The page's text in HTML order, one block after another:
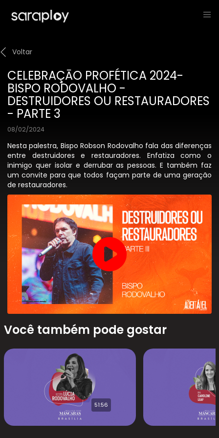
Voltar
CELEBRAÇĀO PROFÉTICA 2024-
BISPO RODOVALHO -
DESTRUIDORES OU RESTAURADORES
- PARTE 3
08/02/2024
Nesta palestra, Bispo Robson Rodovalho fala das diferenças
entre destruidores e restauradores. Enfatiza como o
inimigo quer isolar e derrubar as pessoas. E também faz
um convite para que todos façam parte de uma geração
de restauradores.
Você também pode gostar
51:56